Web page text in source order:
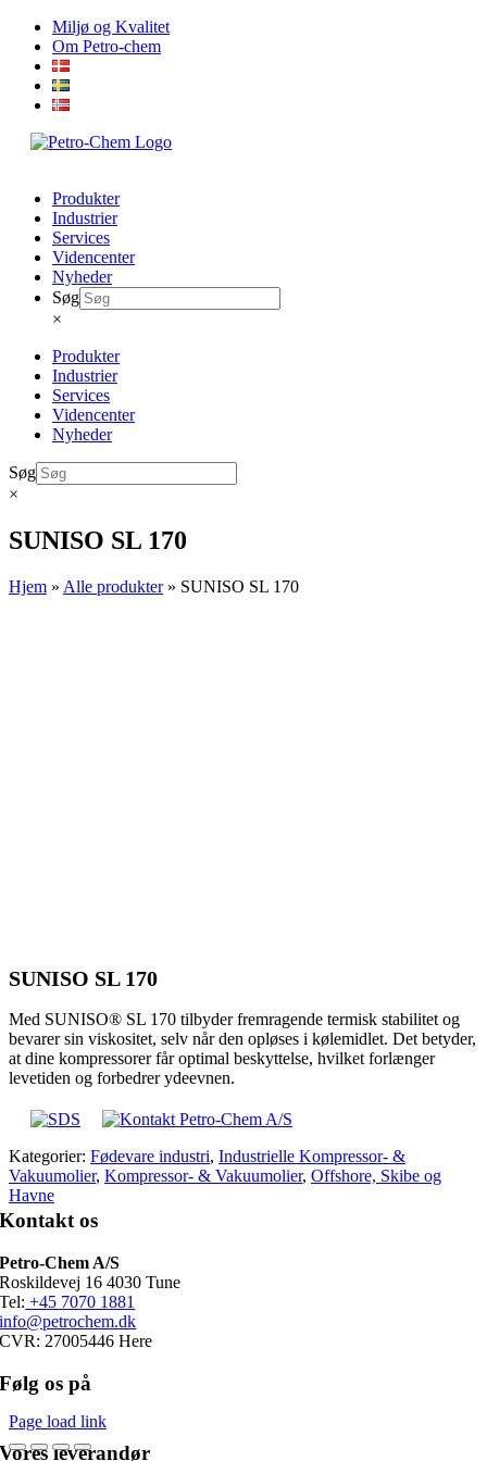
Skip
content
Miljø og Kvalitet
Om Petro-chem
Produkter
Industrier
Services
Videncenter
Nyheder
Søg
×
Produkter
Industrier
Services
Videncenter
Nyheder
Søg
×
SUNISO SL 170
Hjem » Alle produkter» SUNISO SL 170
SUNISO SL 170
Med SUNISO® SL 170 tilbyder fremragende termisk stabilitet og
bevarer sin viskositet, selv når den opløses i kølemidlet. Det betyder,
at dine kompressorer får optimal beskyttelse, hvilket forlænger
levetiden og forbedrer ydeevnen.
Kategorier: Fødevare industri, Industrielle Kompressor- &
Vakuumolier, Kompressor- & Vakuumolier, Offshore, Skibe og
Havne
Kontakt os
Petro-Chem A/S
Roskildevej 16 4030 Tune
Tel: +45 7070 1881
info@petrochem.dk
CVR: 27005446 Here
Følg os på
Vores leverandør
Page load link